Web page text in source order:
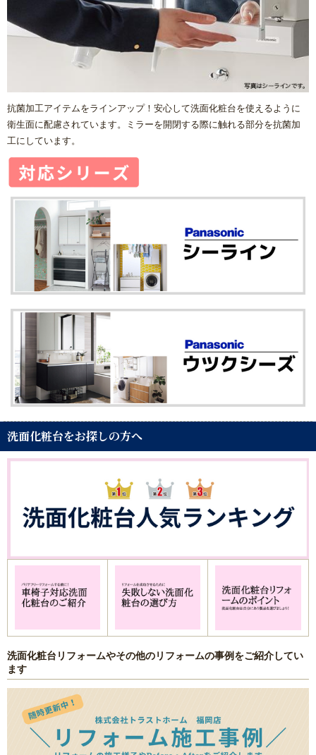
抗菌加工アイテムをラインアップ！安心して洗面化粧台を使えるように
衛生面に配慮されています。ミラーを開閉する際に触れる部分を抗菌加
工にしています。
洗面化粧台をお探しの方へ
洗面化粧台リフォームやその他のリフォームの事例をご紹介してい
ます